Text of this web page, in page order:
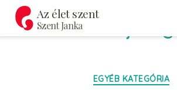
Szent Janka
Az élet szent
Szerző:
Kategóriák
EGYÉB KATEGÓRIA